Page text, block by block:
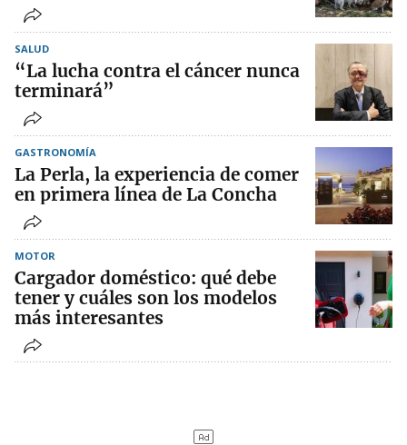
SALUD
“La lucha contra el cáncer nunca
terminará”
GASTRONOMÍA
La Perla, la experiencia de comer
en primera línea de La Concha
MOTOR
Cargador doméstico: qué debe
tener y cuáles son los modelos
más interesantes